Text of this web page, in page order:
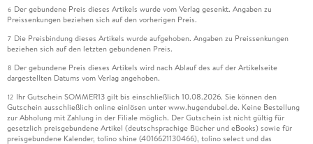
6 Der gebundene Preis dieses Artikels wurde vom Verlag gesenkt. Angaben zu
Preissenkungen beziehen sich auf den vorherigen Preis.
7 Die Preisbindung dieses Artikels wurde aufgehoben. Angaben zu Preissenkungen
beziehen sich auf den letzten gebundenen Preis.
8 Der gebundene Preis dieses Artikels wird nach Ablauf des auf der Artikelseite
dargestellten Datums vom Verlag angehoben.
12 Ihr Gutschein SOMMER13 gilt bis einschließlich 10.08.2026. Sie können den
Gutschein ausschließlich online einlösen unter www.hugendubel.de. Keine Bestellung
zur Abholung mit Zahlung in der Filiale möglich. Der Gutschein ist nicht gültig für
gesetzlich preisgebundene Artikel (deutschsprachige Bücher und eBooks) sowie für
preisgebundene Kalender, tolino shine (4016621130466), tolino select und das